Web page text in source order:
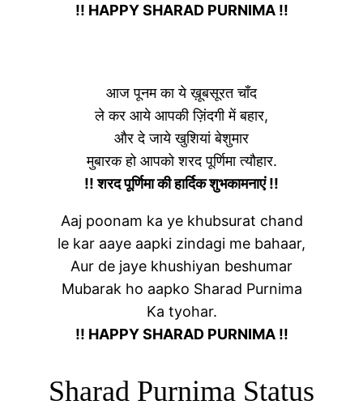
!! HAPPY SHARAD PURNIMA !!
आज पूनम का ये ख़ूबसूरत चाँद
ले कर आये आपकी ज़िंदगी में बहार,
और दे जाये खुशियां बेशुमार
मुबारक हो आपको शरद पूर्णिमा त्यौहार.
!! शरद पूर्णिमा की हार्दिक शुभकामनाएं !!
Aaj poonam ka ye khubsurat chand
le kar aaye aapki zindagi me bahaar,
Aur de jaye khushiyan beshumar
Mubarak ho aapko Sharad Purnima
Ka tyohar.
!! HAPPY SHARAD PURNIMA !!
Sharad Purnima Status